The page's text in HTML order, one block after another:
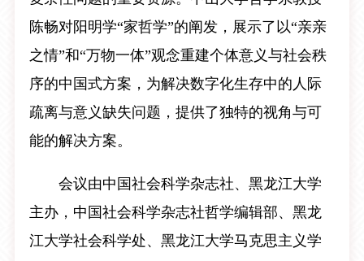
陈畅对阳明学“家哲学”的阐发，展示了以“亲亲
之情”和“万物一体”观念重建个体意义与社会秩
序的中国式方案，为解决数字化生存中的人际
疏离与意义缺失问题，提供了独特的视角与可
能的解决方案。
会议由中国社会科学杂志社、黑龙江大学
主办，中国社会科学杂志社哲学编辑部、黑龙
江大学社会科学处、黑龙江大学马克思主义学